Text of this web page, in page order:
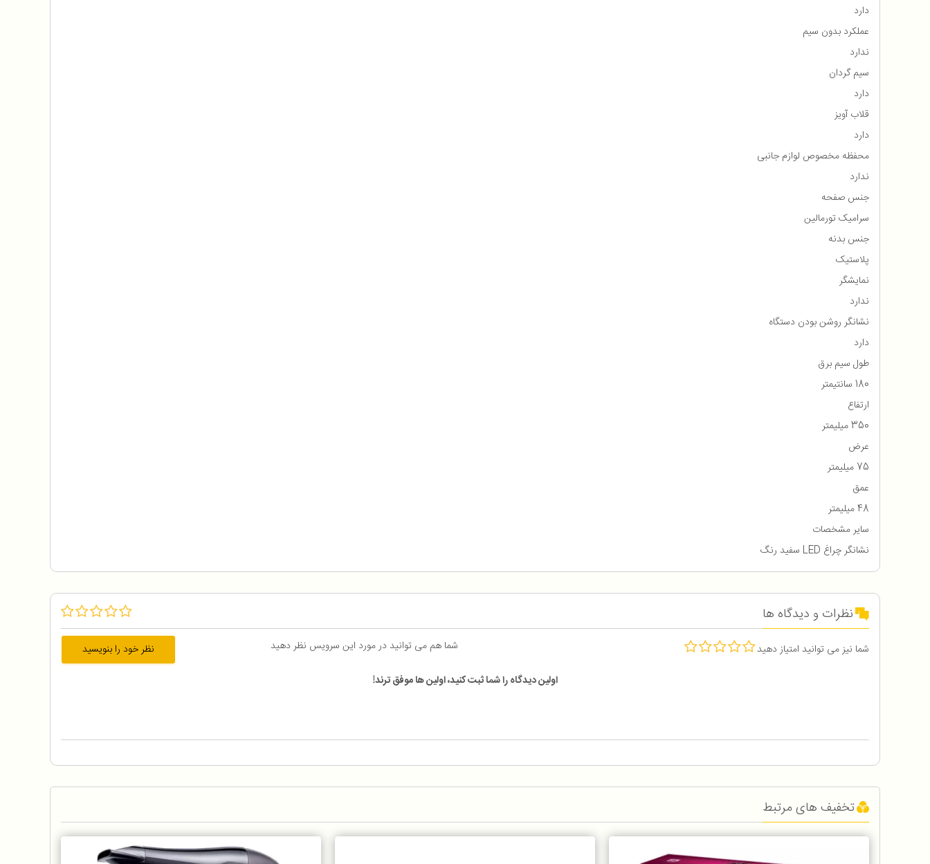
دارد
عملکرد بدون سیم
ندارد
سیم گردان
دارد
قلاب آویز
دارد
محفظه مخصوص لوازم جانبی
ندارد
جنس صفحه
سرامیک تورمالین
جنس بدنه
پلاستیک
نمایشگر
ندارد
نشانگر روشن بودن دستگاه
دارد
طول سیم برق
180 سانتیمتر
ارتفاع
350 میلیمتر
عرض
75 میلیمتر
عمق
48 میلیمتر
سایر مشخصات
نشانگر چراغ LED سفید رنگ
نظرات و دیدگاه ها
شما نیز می توانید امتیاز دهید شما هم می توانید در مورد این سرویس نظر دهید
نظر خود را بنویسید
اولین دیدگاه را شما ثبت کنید، اولین ها موفق ترند!
تخفیف های مرتبط